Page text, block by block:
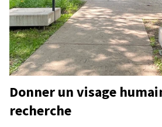
Donner un visage
recherche